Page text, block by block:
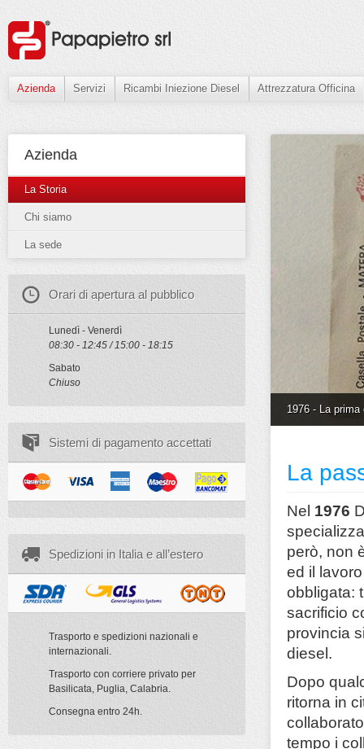
Azienda Servizi Ricambi Iniezione Diesel Attrezzatura Officina
Azienda
La Storia
Chi siamo
La sede
Orari di apertura al pubblico
Lunedì - Venerdì
08:30 - 12:45 / 15:00 - 18:15
Sabato
Chiuso
Sistemi di pagamento accettati
Spedizioni in Italia e all’estero
Trasporto e spedizioni nazionali e
internazionali.
Trasporto con corriere privato per
Basilicata, Puglia, Calabria.
Consegna entro 24h.
1976 - La prima
La
Nel 1976
però, non
ed il
obbligata:
sacrificio
provincia
diesel.
Dopo
ritorna in
tempo i